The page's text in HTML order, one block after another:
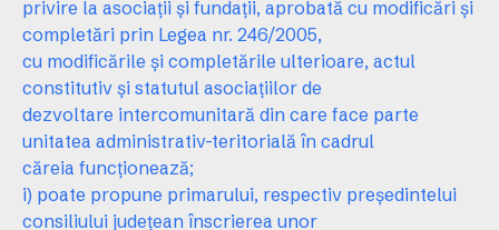
privire la asociaţii şi fundaţii, aprobată cu modificări şi
completări prin Legea nr. 246/2005,
cu modificările şi completările ulterioare, actul
constitutiv şi statutul asociaţiilor de
dezvoltare intercomunitară din care face parte
unitatea administrativ-teritorială în cadrul
căreia funcţionează;
i) poate propune primarului, respectiv preşedintelui
consiliului judeţean înscrierea unor